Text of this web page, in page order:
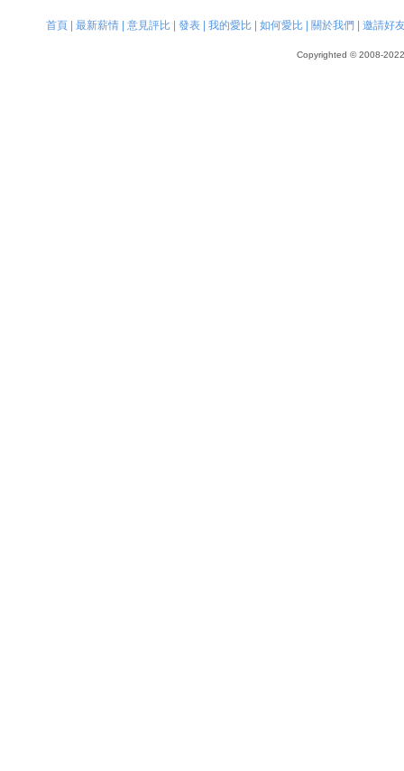
首頁| 最新薪情| 意見評比| 發表| 我的愛比| 如何愛比| 關於我們 邀請好
Copyrighted © 2008-